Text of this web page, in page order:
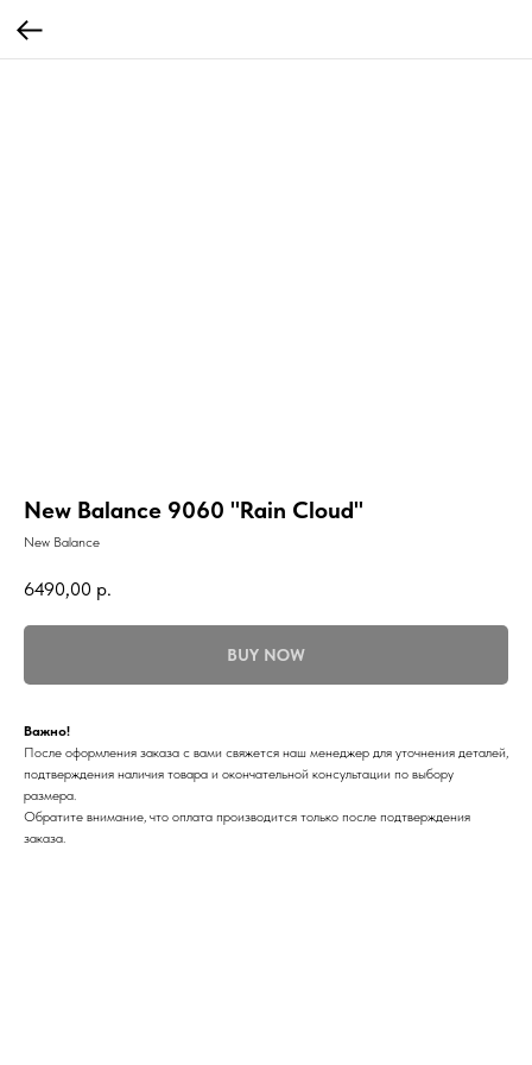
New Balance 9060 "Rain Cloud"
New Balance
6490,00 р.
BUY NOW
Важно!
После оформления заказа с вами свяжется наш менеджер для уточнения деталей,
подтверждения наличия товара и окончательной консультации по выбору
размера.
Обратите внимание, что оплата производится только после подтверждения
заказа.